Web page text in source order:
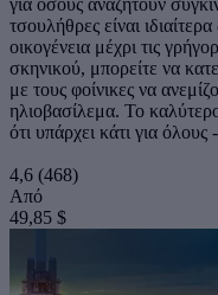
για όσους αναζητούν
τσουλήθρες είναι
οικογένεια μέχρι τις
σκηνικού, μπορείτε να
με τους φοίνικες να
ηλιοβασίλεμα. Το
ότι υπάρχει κάτι για όλους
4,6 (468)
Από
49,85 $